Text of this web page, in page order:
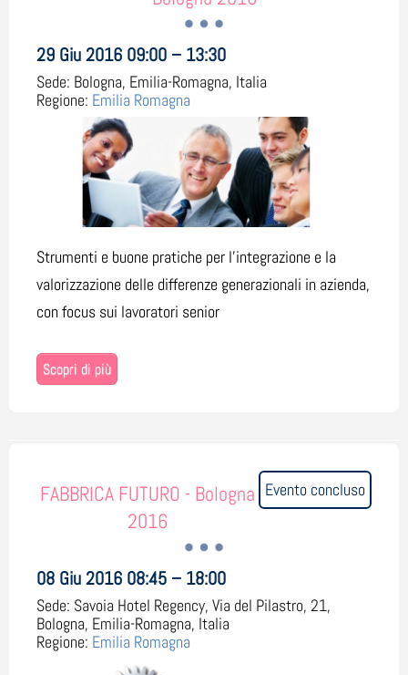
29 Giu 2016 09:00 – 13:30
Sede: Bologna, Emilia-Romagna, Italia
Regione: Emilia Romagna
Strumenti e buone pratiche per l'integrazione e la
valorizzazione delle differenze generazionali in azienda,
con focus sui lavoratori senior
Scopri di più
Evento concluso
FABBRICA FUTURO - Bologna
2016
08 Giu 2016 08:45 – 18:00
Sede: Savoia Hotel Regency, Via del Pilastro, 21,
Bologna, Emilia-Romagna, Italia
Regione: Emilia Romagna